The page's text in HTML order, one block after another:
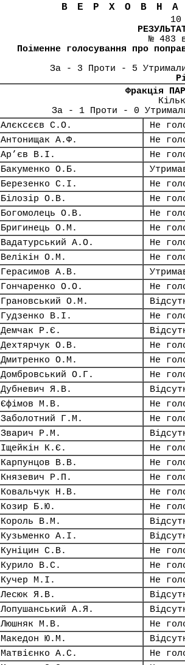
10
№ 483
Поіменне голосування про
За - 3 Проти - 5
Фракція
За - 1 Проти - 0
Алєксєєв С.О.
Не
Антонищак А.Ф.
Не
Ар’єв В.І.
Не
Бакуменко О.Б.
Березенко С.І.
Не
Білозір О.В.
Не
Богомолець О.В.
Не
Бригинець О.М.
Не
Вадатурський А.О.
Не
Велікін О.М.
Не
Герасимов А.В.
Гончаренко О.О.
Не
Грановський О.М.
Гудзенко В.І.
Не
Демчак Р.Є.
Дехтярчук О.В.
Не
Дмитренко О.М.
Не
Домбровський О.Г.
Не
Дубневич Я.В.
Єфімов М.В.
Не
Заболотний Г.М.
Не
Зварич Р.М.
Іщейкін К.Є.
Не
Карпунцов В.В.
Не
Князевич Р.П.
Не
Ковальчук Н.В.
Не
Козир Б.Ю.
Не
Король В.М.
Кузьменко А.І.
Куніцин С.В.
Не
Курило В.С.
Не
Кучер М.І.
Не
Лесюк Я.В.
Лопушанський А.Я.
Люшняк М.В.
Не
Македон Ю.М.
Матвієнко А.С.
Не